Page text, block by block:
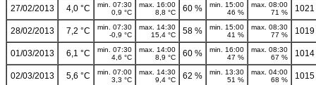
27/02/2013 4,0 °C
min. 07:30
0,9 °C
max. 16:00
8,8 °C
60 %
min. 15:00
46 %
max. 08:00
71 %
28/02/2013 7,2 °C
min. 07:30
-0,9 °C
max. 14:30
15,4 °C
58 %
min. 15:00
41 %
max. 08:30
77 %
01/03/2013 6,1 °C
min. 07:30
4,6 °C
max. 14:00
8,9 °C
60 %
min. 16:00
47 %
max. 08:30
67 %
02/03/2013 5,6 °C
min. 07:00
3,3 °C
max. 14:30
9,4 °C
62 %
min. 13:30
51 %
max. 04:00
68 %